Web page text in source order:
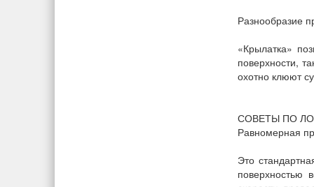
Разнообразие
«Крылатка»
поверхности,
охотно клюют
СОВЕТЫ ПО
Равномерная
Это
поверхностью